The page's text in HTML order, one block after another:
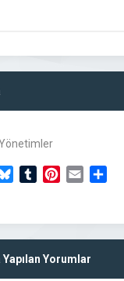
BlueskyTumblrPinterest
Email
Yorumlar